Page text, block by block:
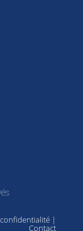
|
Contact